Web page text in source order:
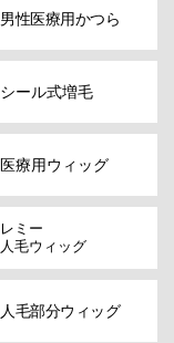
男性医療用かつら
シール式増毛
医療用ウィッグ
レミー
人毛ウィッグ
人毛部分ウィッグ